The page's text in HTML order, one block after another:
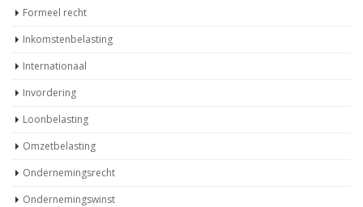
Formeel recht
Inkomstenbelasting
Internationaal
Invordering
Loonbelasting
Omzetbelasting
Ondernemingsrecht
Ondernemingswinst